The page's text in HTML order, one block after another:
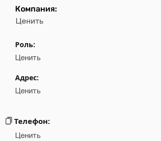
Field
Email
Компания:
Ценить
Роль:
Ценить
Адрес:
Ценить
Телефон:
Ценить